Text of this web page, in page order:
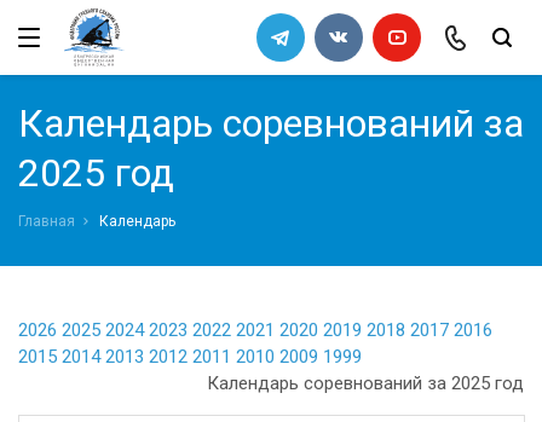
← Назад
Руководство
Попечительский совет
Документы Федерации
← Назад
Правила вида спорта "Гребной
слалом"
всероссийские соревнования
← Назад
← Назад
команду 2011
Календарь соревнований за
2025 год
Главная Календарь
2026 2025 2024 2023 2022 2021 2020 2019 2018 2017 2016
2015 2014 2013 2012 2011 2010 2009 1999
Календарь соревнований за 2025 год